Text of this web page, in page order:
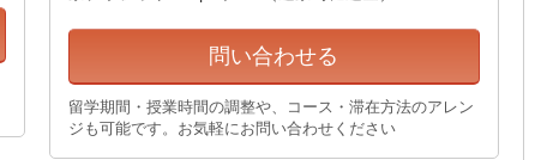
問い合わせる
留学期間・授業時間の調整や、コース・滞在方法のアレン
ジも可能です。お気軽にお問い合わせください